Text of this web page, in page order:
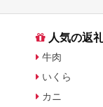
人気の返
牛肉
いくら
カニ